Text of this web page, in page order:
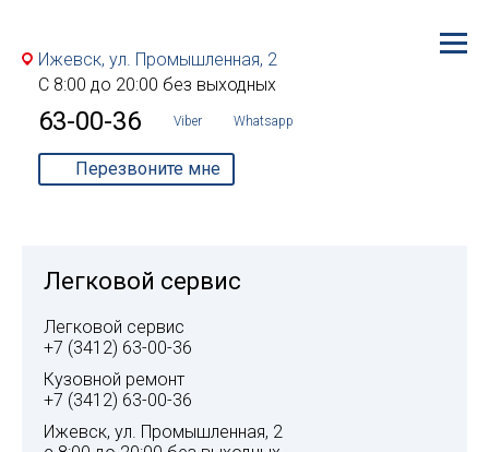
Ижевск, ул. Промышленная, 2
С 8:00 до 20:00 без выходных
63-00-36 Viber Whatsapp
Перезвоните мне
Легковой сервис
Легковой сервис
+7 (3412) 63-00-36
Кузовной ремонт
+7 (3412) 63-00-36
Ижевск, ул. Промышленная, 2